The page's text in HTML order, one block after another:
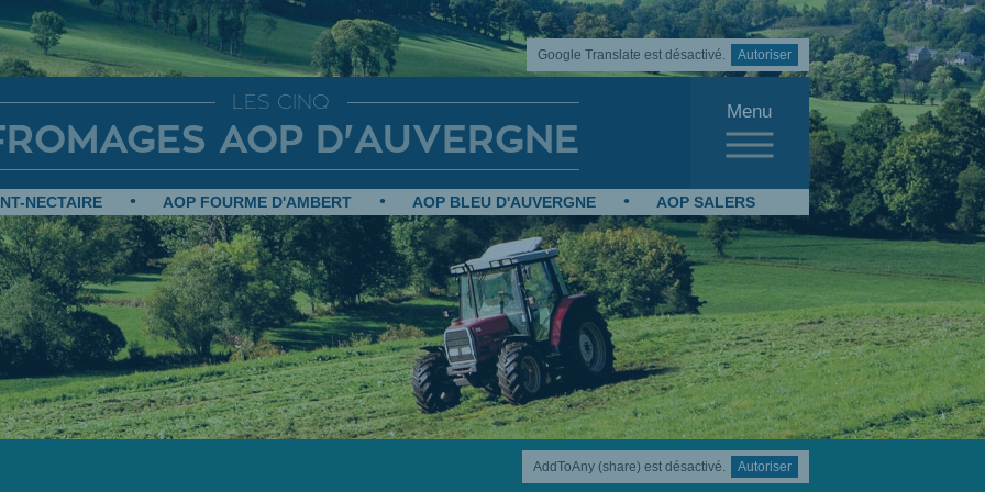
Google Translate est désactivé. Autoriser
Menu
LES CINQ
AOP D'AUVERGNE
NECTAIRE AOP FOURME D'AMBERT AOP BLEU D'AUVERGNE AOP SALERS
AddToAny (share) est désactivé. Autoriser